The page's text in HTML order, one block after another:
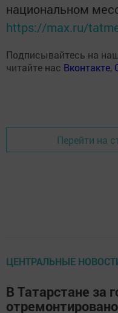
национальном
https://max.ru/
Подписывайтесь на
читайте нас Вконтакте,
Перейти на
ЦЕНТРАЛЬНЫЕ
В Татарстане за